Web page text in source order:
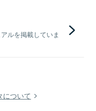
ルを掲載していま
ついて